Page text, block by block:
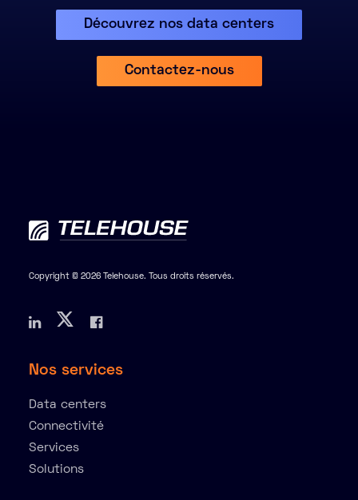
Découvrez nos data centers
Contactez-nous
Copyright © 2026 Telehouse. Tous droits réservés.
Nos services
Data centers
Connectivité
Services
Solutions